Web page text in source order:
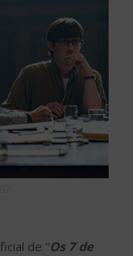
de “Os 7 de